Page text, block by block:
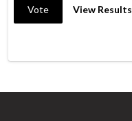
Vote View Results